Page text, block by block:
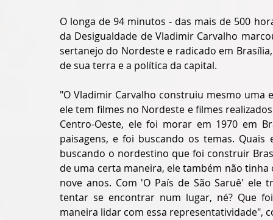
O longa de 94 minutos - das mais de 500
da Desigualdade de Vladimir Carvalho
sertanejo do Nordeste e radicado em
de sua terra e a política da capital.
"O Vladimir Carvalho construiu mesmo
ele tem filmes no Nordeste e filmes
Centro-Oeste, ele foi morar em 1970 em
paisagens, e foi buscando os temas.
buscando o nordestino que foi construir
de uma certa maneira, ele também não
nove anos. Com 'O País de São Saruê' ele
tentar se encontrar num lugar, né? Que
maneira lidar com essa representatividade",